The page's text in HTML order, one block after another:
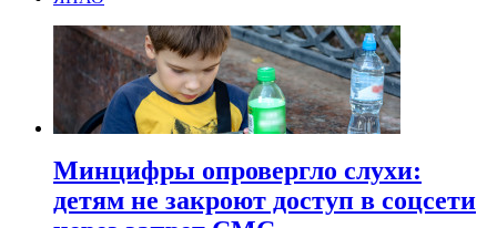
Минцифры опровергло слухи:
детям не закроют доступ в соцсети